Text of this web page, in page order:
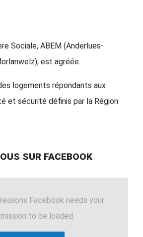
Sociale, ABEM (Anderlues-
est agréée.
logements répondants aux
et sécurité définis par la Région
SUR FACEBOOK
Facebook needs your
to be loaded.